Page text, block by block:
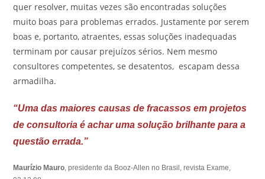
quer resolver, muitas vezes são encontradas soluções
muito boas para problemas errados. Justamente por serem
boas e, portanto, atraentes, essas soluções inadequadas
terminam por causar prejuízos sérios. Nem mesmo
consultores competentes, se desatentos, escapam dessa
armadilha.
“Uma das maiores causas de fracassos em projetos
de consultoria é achar uma solução brilhante para a
questão errada.”
Maurízio Mauro, presidente da Booz-Allen no Brasil, revista Exame,